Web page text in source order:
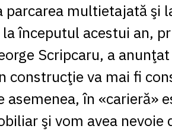
parcarea multietajată şi
începutul acestui an,
Scripcaru, a
construcţie va mai fi
asemenea, în «carieră»
şi vom avea nevoie